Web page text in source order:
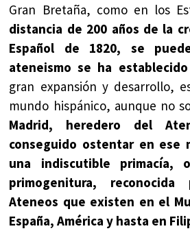
Gran Bretaña, como en los
distancia de 200 años de la
Español de 1820, se
ateneismo se ha
gran expansión y desarrollo,
mundo hispánico, aunque no
Madrid, heredero del
conseguido ostentar en ese
una indiscutible primacía,
primogenitura,
Ateneos que existen en el
España, América y hasta en